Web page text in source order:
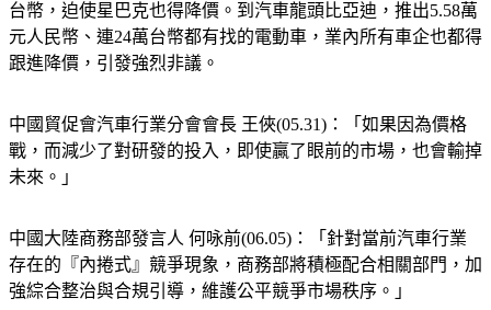
台幣，迫使星巴克也得降價。到汽車龍頭比亞迪，推出5.58萬
元人民幣、連24萬台幣都有找的電動車，業內所有車企也都得
跟進降價，引發強烈非議。
中國貿促會汽車行業分會會長 王俠(05.31)：「如果因為價格
戰，而減少了對研發的投入，即使贏了眼前的市場，也會輸掉
未來。」
中國大陸商務部發言人 何咏前(06.05)：「針對當前汽車行業
存在的『內捲式』競爭現象，商務部將積極配合相關部門，加
強綜合整治與合規引導，維護公平競爭市場秩序。」